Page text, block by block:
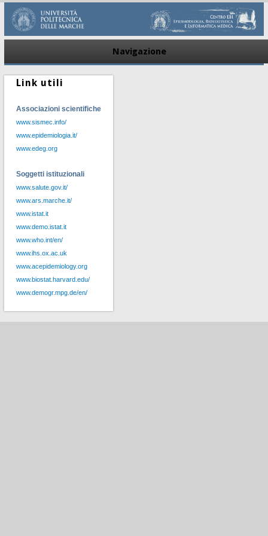
Navigazione
Link utili
Associazioni scientifiche
www.sismec.info/
www.epidemiologia.it/
www.edeg.org
Soggetti istituzionali
www.salute.gov.it/
www.ars.marche.it/
www.istat.it
www.demo.istat.it
www.who.int/en/
www.ihs.ox.ac.uk
www.acepidemiology.org
www.biostat.harvard.edu/
www.demogr.mpg.de/en/